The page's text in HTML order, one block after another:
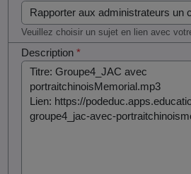
Veuillez choisir un sujet en lien avec
Description*